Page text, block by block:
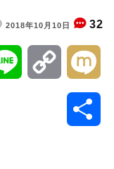
2018年10月10日 32
o